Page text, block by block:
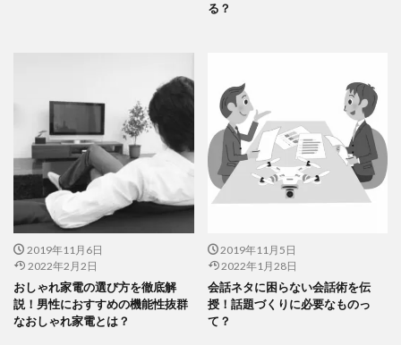
る？
2019年11月6日
2022年2月2日
おしゃれ家電の選び方を徹底解
説！男性におすすめの機能性抜群
なおしゃれ家電とは？
2019年11月5日
2022年1月28日
会話ネタに困らない会話術を伝
授！話題づくりに必要なものっ
て？